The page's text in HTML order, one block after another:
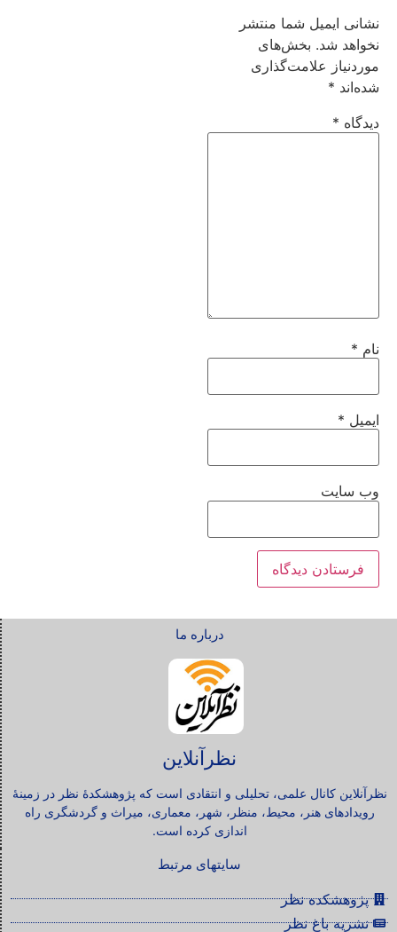
نشانی ایمیل شما منتشر
نخواهد شد. بخش‌های
موردنیاز علامت‌گذاری
شده‌اند *
دیدگاه *
نام *
ایمیل *
وب‌ سایت
درباره ما
نظرآنلاین
نظرآنلاین کانال علمی، تحلیلی و انتقادی است که پژوهشکدۀ نظر در زمینۀ
رویدادهای هنر، محیط، منظر، شهر، معماری، میراث و گردشگری راه
اندازی کرده است.
سایتهای مرتبط
پژوهشکده نظر
نشریه باغ نظر